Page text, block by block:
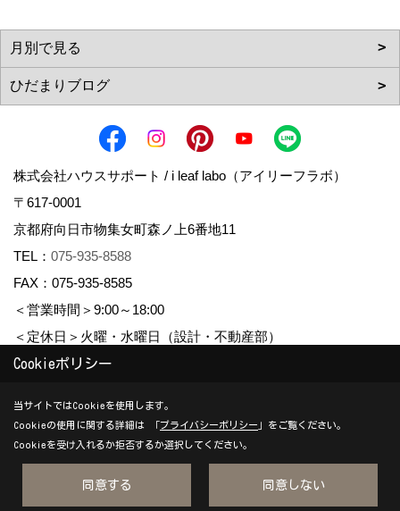
株式会社ハウスサポート / i leaf labo（アイリーフラボ）
〒617-0001
京都府向日市物集女町森ノ上6番地11
TEL： 075-935-8588
FAX：075-935-8585
＜営業時間＞9:00～18:00
＜定休日＞火曜・水曜日（設計・不動産部）
Copyright (c) housesupport. All Rights Reserved.
Produced byゴデスクリエイト
Cookieポリシー
当サイトではCookieを使用します。
Cookieの使用に関する詳細は 「プライバシーポリシー 」をご覧ください。
Cookieを受け入れるか拒否するか選択してください。
同意する 同意しない